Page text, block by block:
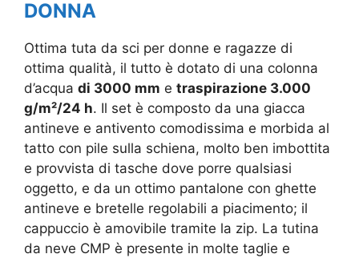
DONNA
Ottima tuta da sci per donne e ragazze di
ottima qualità, il tutto è dotato di una colonna
d’acqua di 3000 mm e traspirazione 3.000
g/m²/24 h. Il set è composto da una giacca
antineve e antivento comodissima e morbida al
tatto con pile sulla schiena, molto ben imbottita
e provvista di tasche dove porre qualsiasi
oggetto, e da un ottimo pantalone con ghette
antineve e bretelle regolabili a piacimento; il
cappuccio è amovibile tramite la zip. La tutina
da neve CMP è presente in molte taglie e